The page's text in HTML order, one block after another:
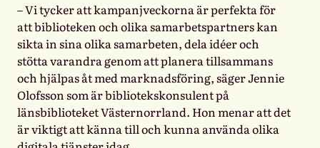
– Vi tycker att kampanjveckorna är perfekta för
att biblioteken och olika samarbetspartners kan
sikta in sina olika samarbeten, dela idéer och
stötta varandra genom att planera tillsammans
och hjälpas åt med marknadsföring, säger Jennie
Olofsson som är bibliotekskonsulent på
länsbiblioteket Västernorrland. Hon menar att det
är viktigt att känna till och kunna använda olika